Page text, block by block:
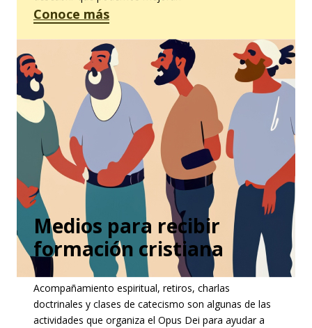
Conoce más
Medios para recibir
formación cristiana
Acompañamiento espiritual, retiros, charlas
doctrinales y clases de catecismo son algunas de las
actividades que organiza el Opus Dei para ayudar a